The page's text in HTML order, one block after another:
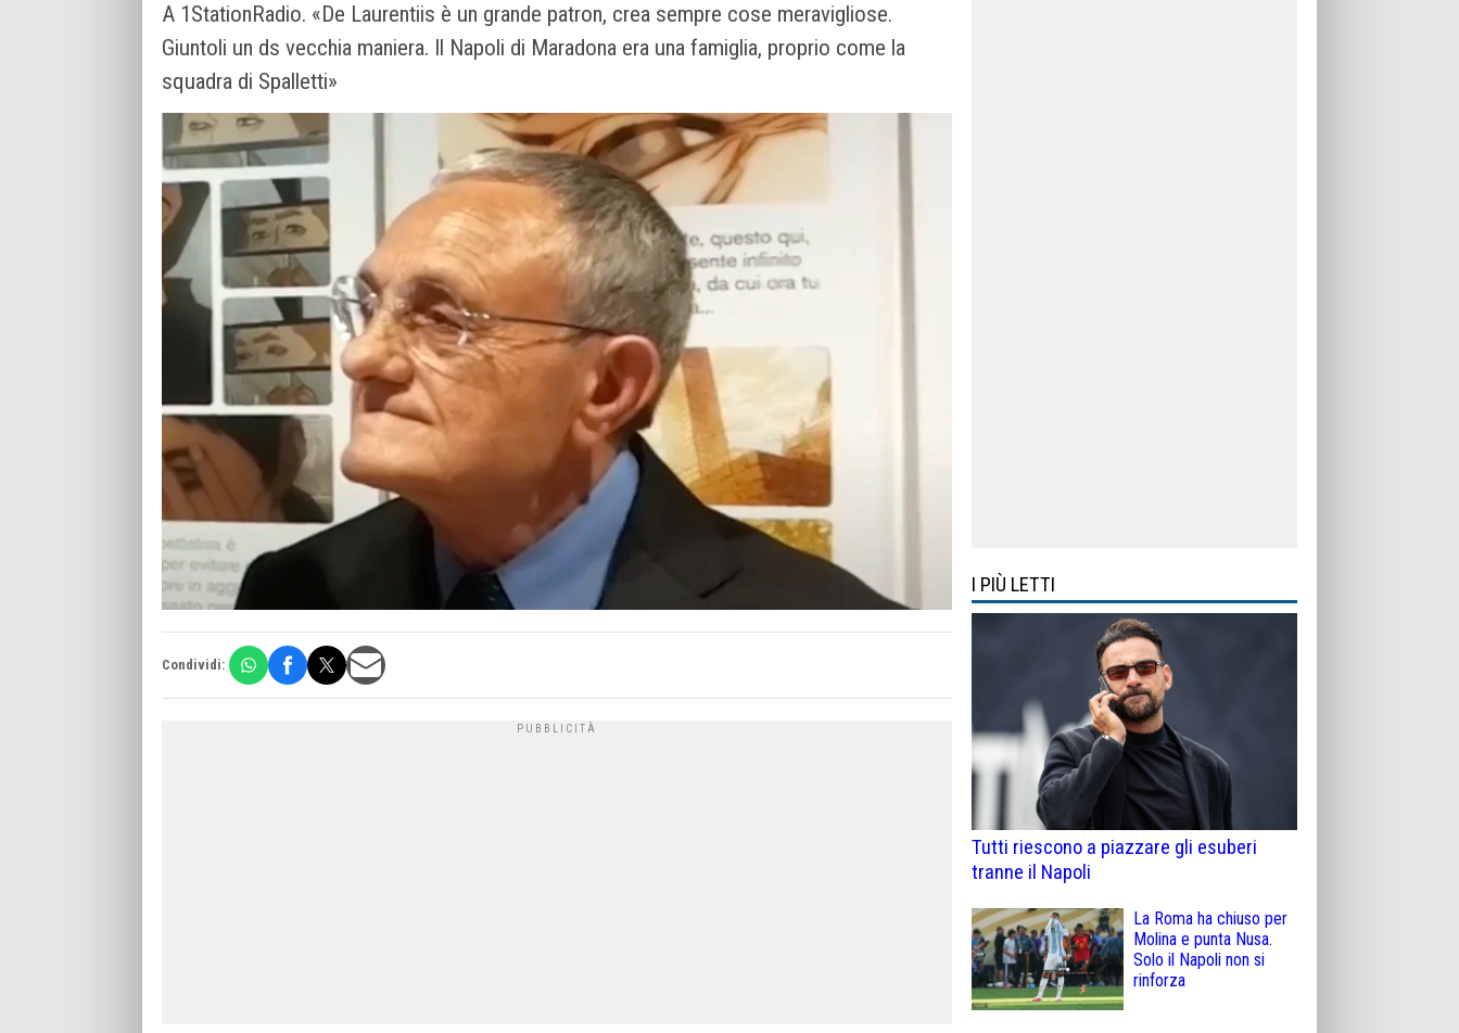
A 1StationRadio. «De Laurentiis è un grande patron, crea sempre cose meravigliose.
Giuntoli un ds vecchia maniera. Il Napoli di Maradona era una famiglia, proprio come la
squadra di Spalletti»
Condividi:
I PIÙ LETTI
Tutti riescono a piazzare gli esuberi
tranne il Napoli
La Roma ha chiuso per
Molina e punta Nusa.
Solo il Napoli non si
rinforza